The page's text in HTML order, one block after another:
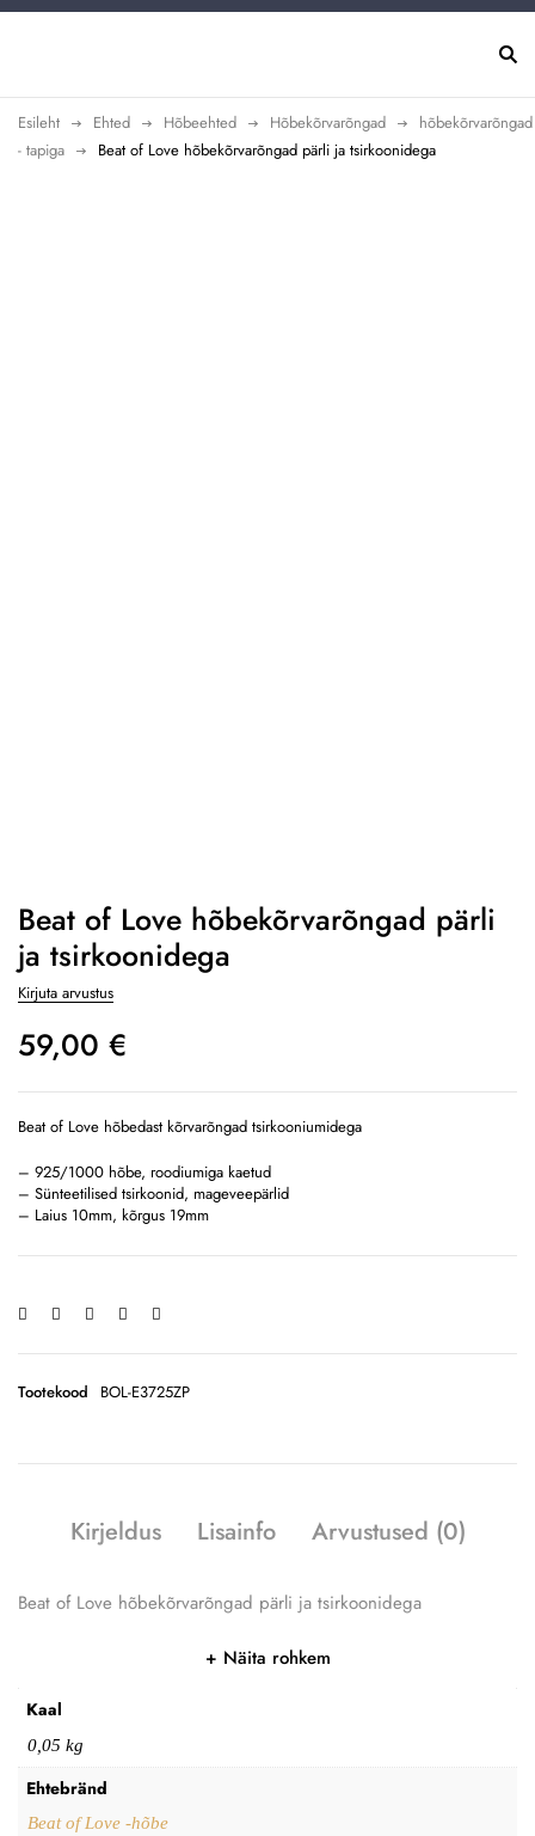
Esileht Ehted Hõbeehted Hõbekõrvarõngad
hõbekõrvarõngad
- tapiga
Beat of Love hõbekõrvarõngad pärli ja tsirkoonidega
Beat of Love hõbekõrvarõngad pärli
ja tsirkoonidega
Kirjuta arvustus
59,00 €
Beat of Love hõbedast kõrvarõngad tsirkooniumidega
– 925/1000 hõbe, roodiumiga kaetud
– Sünteetilised tsirkoonid, mageveepärlid
– Laius 10mm, kõrgus 19mm
Tootekood BOL-E3725ZP
Kirjeldus Lisainfo Arvustused (0)
Beat of Love hõbekõrvarõngad pärli ja tsirkoonidega
Näita rohkem
Kaal
0,05 kg
Ehtebränd
Beat of Love -hõbe